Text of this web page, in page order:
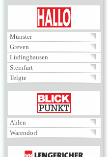
Münster
Greven
Lüdinghausen
Steinfurt
Telgte
BLICKPUNKT
Ahlen
Warendorf
MENÜ